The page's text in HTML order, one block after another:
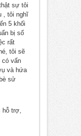
sự tôi
, tôi nghĩ
5 khối
bị số
rất
tôi sẽ
có vấn
và hứa
sử
trợ,